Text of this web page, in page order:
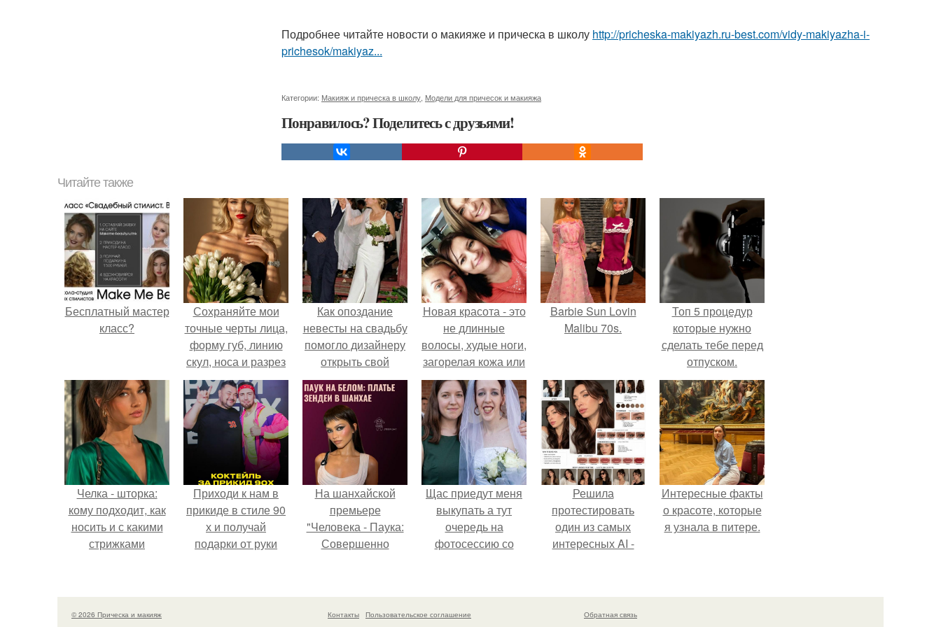
Подробнее читайте новости о макияже и прическа в школу http://pricheska-makiyazh.ru-best.com/vidy-makiyazha-i-
prichesok/makiyaz...
Категории: Макияж и прическа в школу Модели для причесок и макияжа
Понравилось? Поделитесь с друзьями!
Читайте также
Бесплатный мастер
класс?
Сохраняйте мои
точные черты лица,
форму губ, линию
скул, носа и разрез
глаз.
Как опоздание
невесты на свадьбу
помогло дизайнеру
открыть свой
бренд.
Новая красота - это
не длинные
волосы, худые ноги,
загорелая кожа или
идеальные зубы.
Barbie Sun Lovin
Malibu 70s.
Топ 5 процедур
которые нужно
сделать тебе перед
отпуском.
Челка - шторка:
кому подходит, как
носить и с какими
стрижками
Приходи к нам в
прикиде в стиле 90
х и получай
подарки от руки
На шанхайской
премьере
"Человека - Паука:
Совершенно
просто очередной
наряд, а настоящий
Щас приедут меня
выкупать а тут
очередь на
фотосессию со
Решила
протестировать
один из самых
интересных AI -
Интересные факты
о красоте, которые
я узнала в питере.
© 2026 Прическа и макияж Контакты
Пользовательское соглашение
Обратная связь